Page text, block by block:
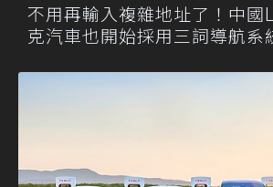
不用再輸入複雜地址了！中國
克汽車也開始採用三詞導航系